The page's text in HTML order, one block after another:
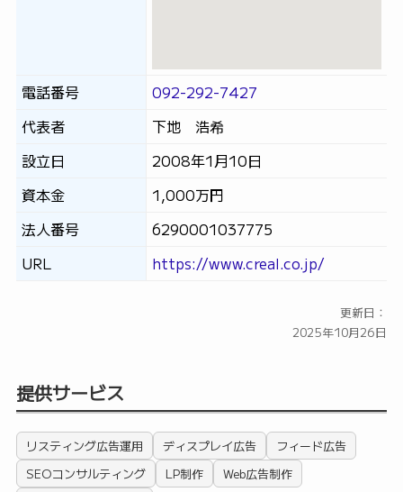
電話番号
092-292-7427
代表者
下地 浩希
設立日
2008年1月10日
資本金
1,000万円
法人番号
6290001037775
URL
https://www.creal.co.jp/
更新日：
2025年10月26日
提供サービス
リスティング広告運用 ディスプレイ広告
フィード広告
SEOコンサルティング
LP制作
Web広告制作